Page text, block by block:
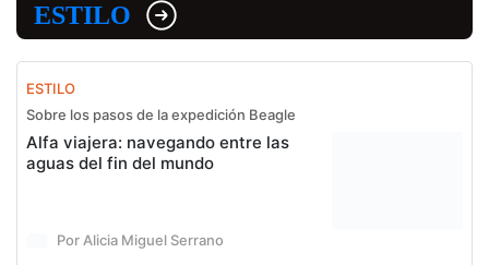
ESTILO
ESTILO
Sobre los pasos de la expedición Beagle
Alfa viajera: navegando entre las
aguas del fin del mundo
Por Alicia Miguel Serrano